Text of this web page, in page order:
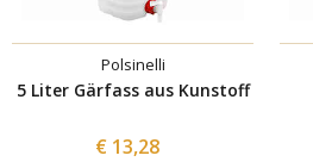
Polsinelli
5 Liter Gärfass aus Kunstoff
€ 13,28